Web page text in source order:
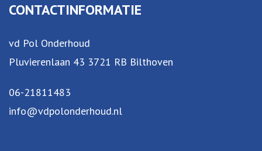
CONTACTINFORMATIE
vd Pol Onderhoud
Pluvierenlaan 43 3721 RB Bilthoven
06-21811483
info@vdpolonderhoud.nl